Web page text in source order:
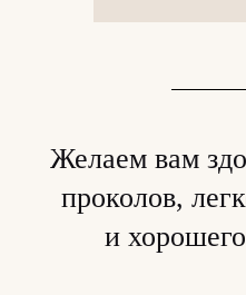
Желаем вам
проколов,
и